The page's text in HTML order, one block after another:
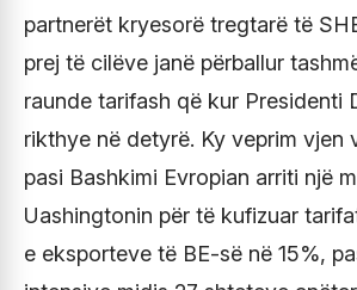
partnerët kryesorë tregtarë të
prej të cilëve janë përballur
raunde tarifash që kur Presidenti
rikthye në detyrë. Ky veprim vjen
pasi Bashkimi Evropian arriti një
Uashingtonin për të kufizuar
e eksporteve të BE-së në 15%,